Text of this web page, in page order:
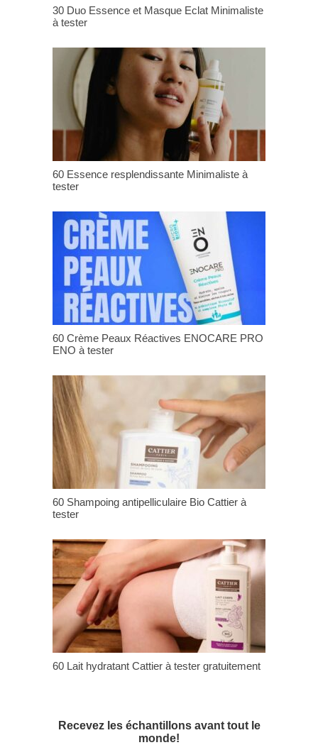
30 Duo Essence et Masque Eclat Minimaliste
à tester
60 Essence resplendissante Minimaliste à
tester
60 Crème Peaux Réactives ENOCARE PRO
ENO à tester
60 Shampoing antipelliculaire Bio Cattier à
tester
60 Lait hydratant Cattier à tester gratuitement
Recevez les échantillons avant tout le
monde!